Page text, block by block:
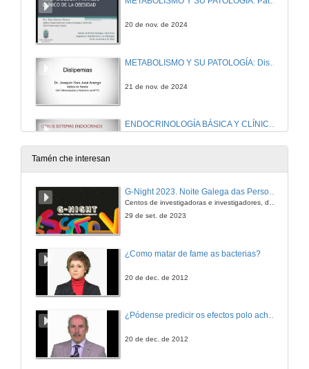
20 de nov. de 2024
21 de nov. de 2024
ENDOCRINOLOGÍA BÁSICA Y CLÍNICA: Otros sistemas endocrinos
21 de nov. de 2024
Tamén che interesan
G-Night 2023. Noite Galega das Persoas Investigadoras. Conciencias creativas
29 de set. de 2023
¿Como matar de fame as bacterias?
20 de dec. de 2012
¿Pódense predicir os efectos polo achegamento á Terra dos asteroides?
20 de dec. de 2012